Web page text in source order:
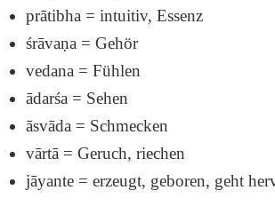
prātibha = intuitiv, Essenz
śrāvaṇa = Gehör
vedana = Fühlen
ādarśa = Sehen
āsvāda = Schmecken
vārtā = Geruch, riechen
jāyante = erzeugt, geboren, geht